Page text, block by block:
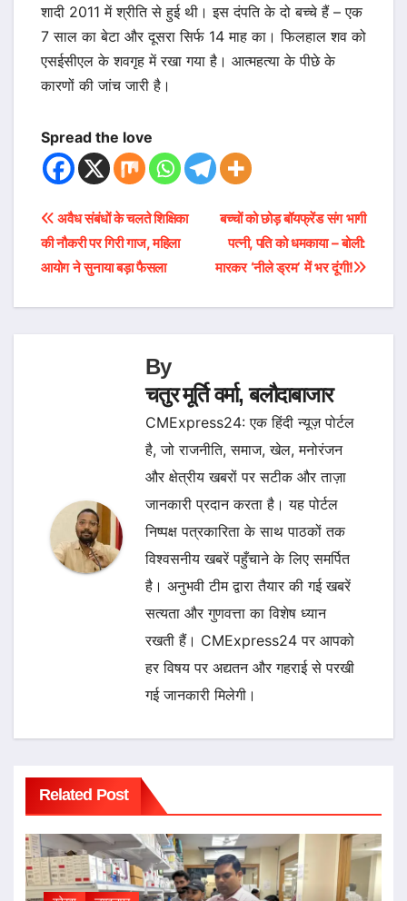
शादी 2011 में श्रीति से हुई थी। इस दंपति के दो बच्चे हैं – एक
7 साल का बेटा और दूसरा सिर्फ 14 माह का। फिलहाल शव को
एसईसीएल के शवगृह में रखा गया है। आत्महत्या के पीछे के
कारणों की जांच जारी है।
Spread the love
Post
navigation
बच्चों को छोड़ बॉयफ्रेंड संग भागी
पत्नी, पति को धमकाया – बोली:
मारकर ‘नीले ड्रम’ में भर दूंगी!
अवैध संबंधों के चलते शिक्षिका
की नौकरी पर गिरी गाज, महिला
आयोग ने सुनाया बड़ा फैसला
By
चतुर मूर्ति वर्मा, बलौदाबाजार
CMExpress24: एक हिंदी न्यूज़ पोर्टल
है, जो राजनीति, समाज, खेल, मनोरंजन
और क्षेत्रीय खबरों पर सटीक और ताज़ा
जानकारी प्रदान करता है। यह पोर्टल
निष्पक्ष पत्रकारिता के साथ पाठकों तक
विश्वसनीय खबरें पहुँचाने के लिए समर्पित
है। अनुभवी टीम द्वारा तैयार की गई खबरें
सत्यता और गुणवत्ता का विशेष ध्यान
रखती हैं। CMExpress24 पर आपको
हर विषय पर अद्यतन और गहराई से परखी
गई जानकारी मिलेगी।
Related Post